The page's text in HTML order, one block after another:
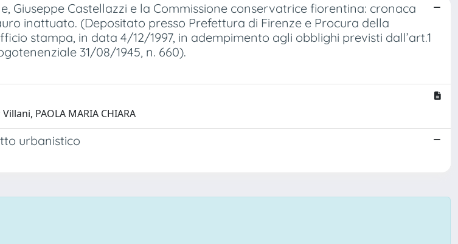
Giuseppe Castellazzi e la Commissione conservatrice fiorentina: cronaca
inattuato. (Depositato presso Prefettura di Firenze e Procura della
stampa, in data 4/12/1997, in adempimento agli obblighi previsti dall’art.1
31/08/1945, n. 660).
PAOLA MARIA CHIARA
urbanistico